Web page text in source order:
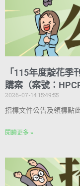
「115年度靛花
購案（案號：
2026-07-14 15:49:55
招標文件公告及領標點
閱讀更多 »